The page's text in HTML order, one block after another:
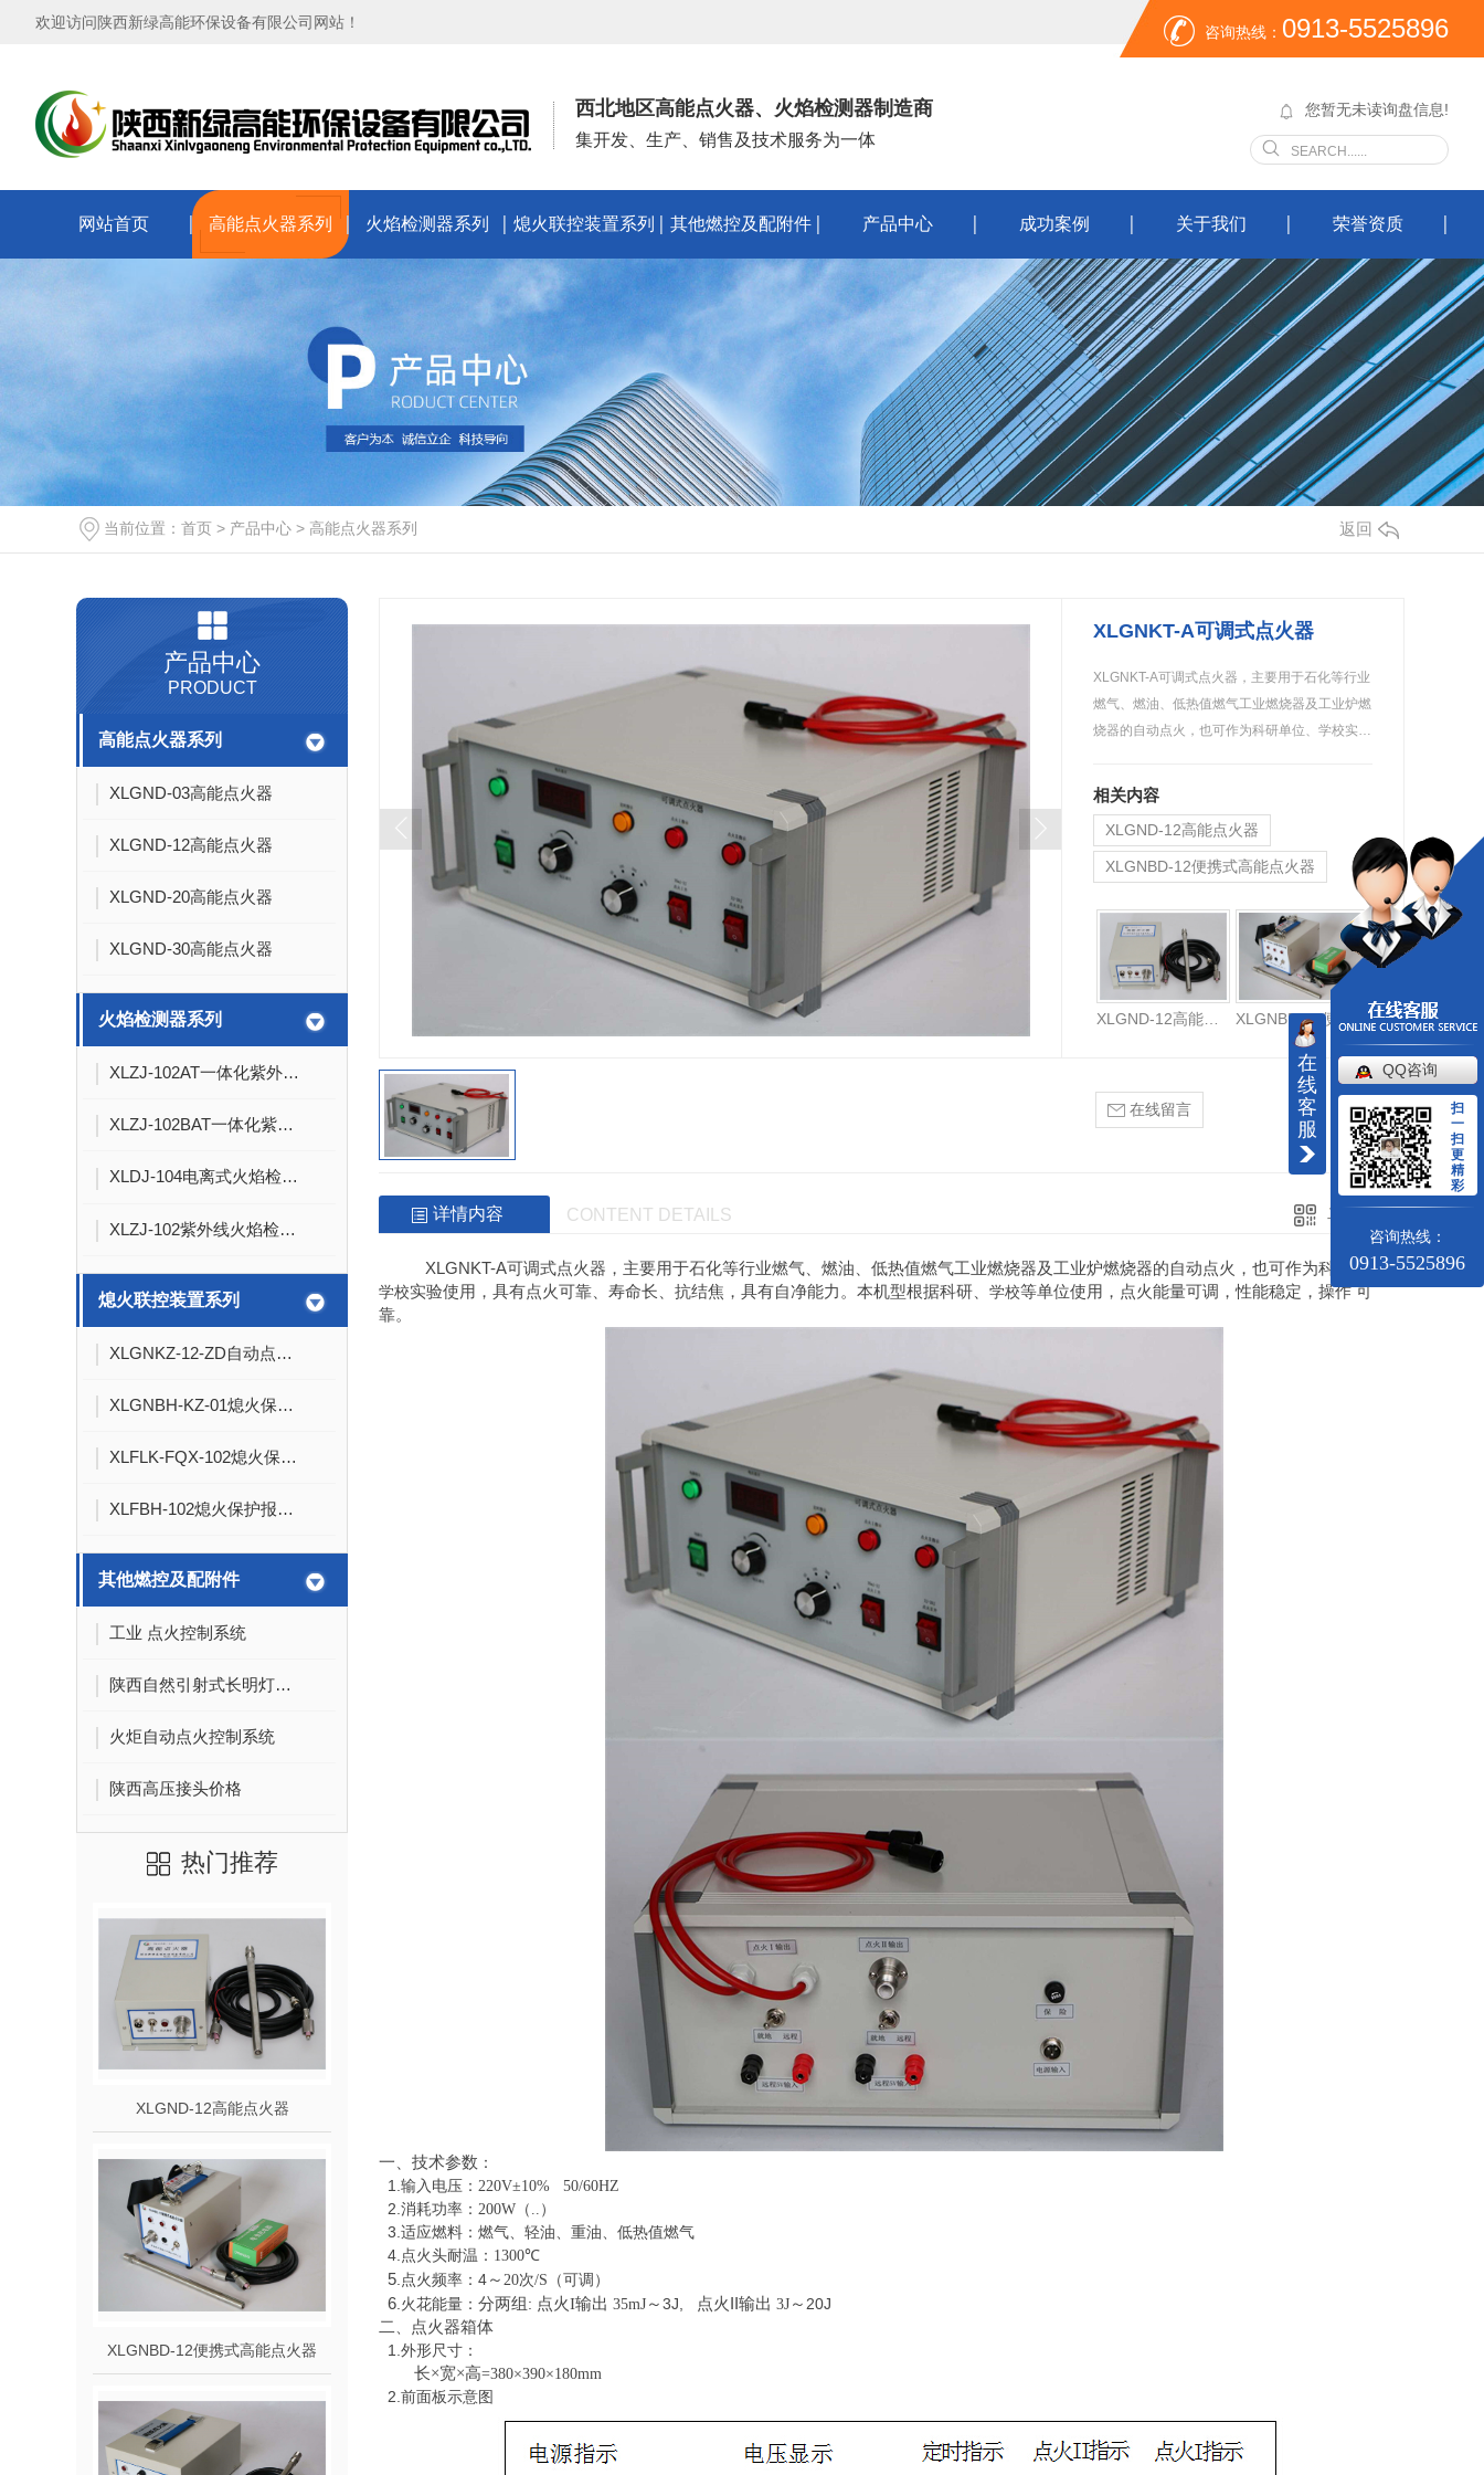
欢迎访问陕西新绿高能环保设备有限公司网站！
咨询热线： 0913-5525896
西北地区高能点火器、火焰检测器制造商
集开发、生产、销售及技术服务为一体
您暂无未读询盘信息!
网站首页 高能点火器系列 火焰检测器系列 熄火联控装置系列 其他燃控及配附件 产品中心 成功案例 关于我们 荣誉资质
当前位置： 首页 > 产品中心 > 高能点火器系列 返回
产品中心
PRODUCT
高能点火器系列
XLGND-03高能点火器
XLGND-12高能点火器
XLGND-20高能点火器
XLGND-30高能点火器
火焰检测器系列
XLZJ-102AT一体化紫外线火焰检测器
XLZJ-102BAT一体化紫外线火焰检测器（DC 24V）
XLDJ-104电离式火焰检测器
XLZJ-102紫外线火焰检测器
熄火联控装置系列
XLGNKZ-12-ZD自动点火控制箱
XLGNBH-KZ-01熄火保护报警联控模块
XLFLK-FQX-102熄火保护报警联控装置
XLFBH-102熄火保护报警控制箱
其他燃控及配附件
工业 点火控制系统
陕西自然引射式长明灯供应
火炬自动点火控制系统
陕西高压接头价格
热门推荐
XLGND-12高能点火器
XLGNBD-12便携式高能点火器
XLGNKT-A可调式点火器
XLGNKT-A可调式点火器，主要用于石化等行业
燃气、燃油、低热值燃气工业燃烧器及工业炉燃
烧器的自动点火，也可作为科研单位、学校实…
相关内容
XLGND-12高能点火器
XLGNBD-12便携式高能点火器
XLGND-12高能点火器 XLGNBD-12便携式高能点火器
在线留言
详情内容 CONTENT DETAILS 二维码分享
XLGNKT-A可调式点火器，主要用于石化等行业燃气、燃油、低热值燃气工业燃烧器及工业炉燃烧器的自动点火，也可作为科研单位、
学校实验使用，具有点火可靠、寿命长、抗结焦，具有自净能力。本机型根据科研、 学校等单位使用，点火能量可调，性能稳定，操作 可
靠。
一、技术参数 ：
1.输入电压： 220V±10% 50/60HZ
2.消耗功率： 200W（..）
3.适应燃料：燃气、轻油、重油、低热值燃气
4. 点火头耐温： 1300℃
5. 点火频率： 4～ 20次/S （可调）
6.火花能量： 分两组 : 点火I输出 35mJ～3J, 点火II输出 3J～20J
二、
点火器箱体
1.外形尺寸：
长×宽×高=380×390×180mm
2.前面板示意图
在
线
客
服
QQ咨询
扫
一
扫
更
精
彩
咨询热线：
0913-5525896